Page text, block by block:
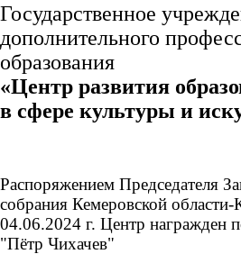
Государственное
дополнительного
образования
«Центр развития
в сфере культуры и
Распоряжением Председателя
собрания Кемеровской
04.06.2024 г. Центр награжден
"Пётр Чихачев"